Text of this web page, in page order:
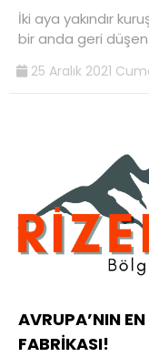
İki aya yakındır
bir anda geri
25 Aralık 2021
AVRUPA’NIN
FABRİKASI!